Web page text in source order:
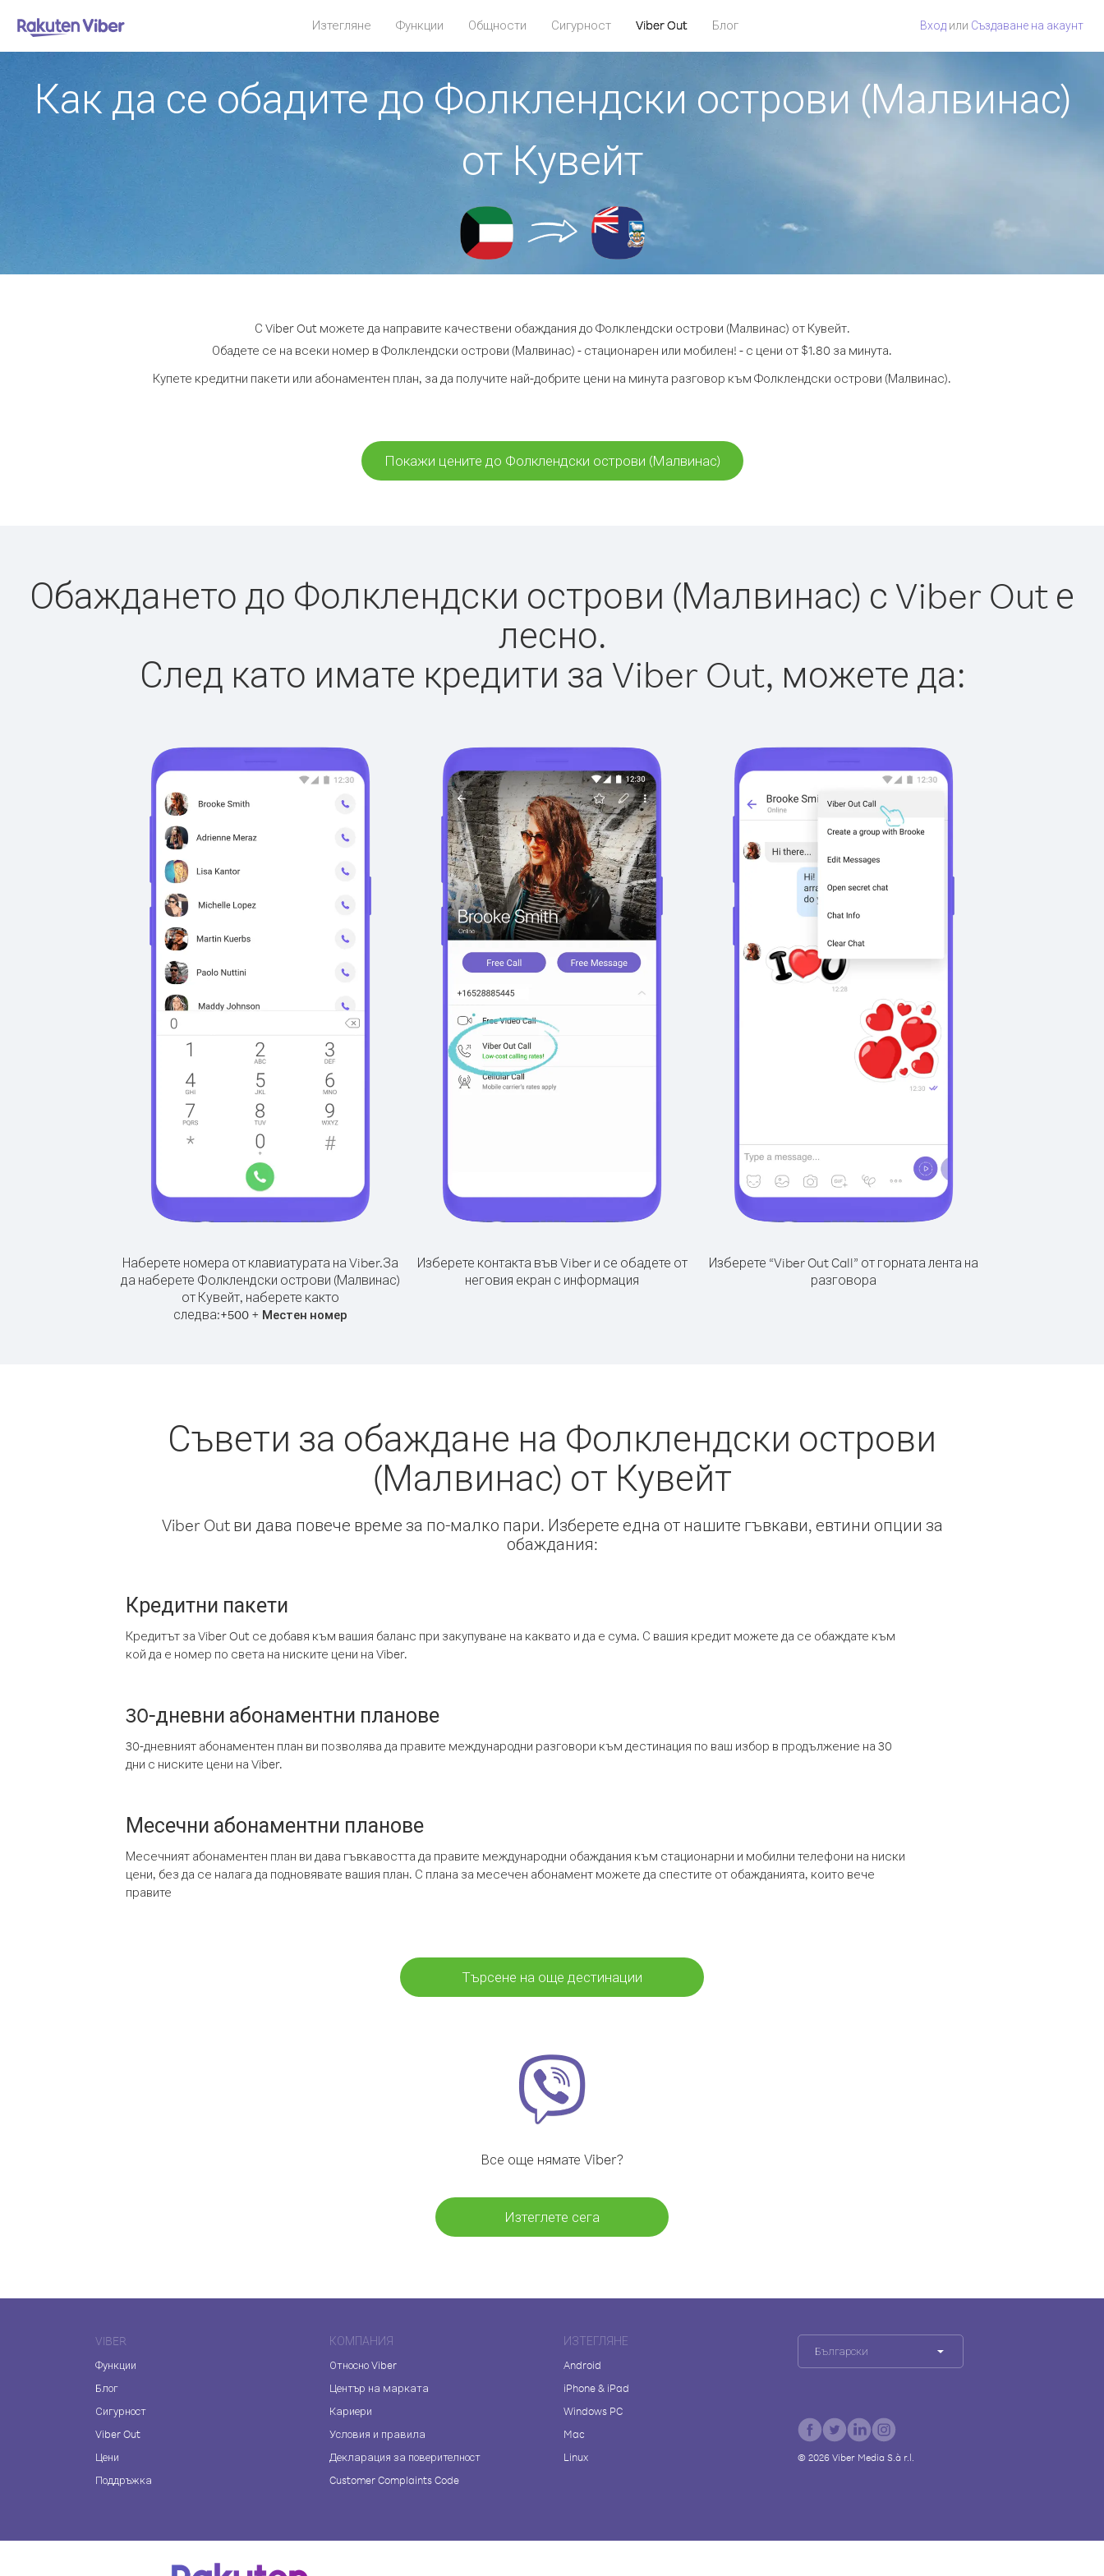
Изтегляне Функции Общности Сигурност Viber Out Блог Вход или Създаване на акаунт
Как да се обадите до Фолклендски острови (Малвинас)
от Кувейт
С Viber Out можете да направите качествени обаждания до Фолклендски острови (Малвинас) от Кувейт.
Обадете се на всеки номер в Фолклендски острови (Малвинас) - стационарен или мобилен! - с цени от $1.80 за минута.
Купете кредитни пакети или абонаментен план, за да получите най-добрите цени на минута разговор към Фолклендски острови (Малвинас).
Покажи цените до Фолклендски острови (Малвинас)
Обаждането до Фолклендски острови (Малвинас) с Viber Out е
лесно.
След като имате кредити за Viber Out, можете да:
Наберете номера от клавиатурата на Viber.За
да наберете Фолклендски острови (Малвинас)
от Кувейт, наберете както
следва:+500 + Местен номер
Изберете контакта във Viber и се обадете от
неговия екран с информация
Изберете “Viber Out Call” от горната лента на
разговора
Съвети за обаждане на Фолклендски острови
(Малвинас) от Кувейт
Viber Out ви дава повече време за по-малко пари. Изберете една от нашите гъвкави, евтини опции за
обаждания:
Кредитни пакети
Кредитът за Viber Out се добавя към вашия баланс при закупуване на каквато и да е сума. С вашия кредит можете да се обаждате към
кой да е номер по света на ниските цени на Viber.
30-дневни абонаментни планове
30-дневният абонаментен план ви позволява да правите международни разговори към дестинация по ваш избор в продължение на 30
дни с ниските цени на Viber.
Месечни абонаментни планове
Месечният абонаментен план ви дава гъвкавостта да правите международни обаждания към стационарни и мобилни телефони на ниски
цени, без да се налага да подновявате вашия план. С плана за месечен абонамент можете да спестите от обажданията, които вече
правите
Търсене на още дестинации
Все още нямате Viber?
Изтеглете сега
VIBER
Функции
Блог
Сигурност
Viber Out
Цени
Поддръжка
КОМПАНИЯ
Относно Viber
Център на марката
Кариери
Условия и правила
Декларация за поверителност
Customer Complaints Code
ИЗТЕГЛЯНЕ
Android
iPhone & iPad
Windows PC
Mac
Linux
Български
© 2026 Viber Media S.à r.l.